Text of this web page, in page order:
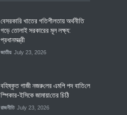
বেসরকারি খাতের গতিশীলতায় অর্থনীতি
গড়ে তোলাই সরকারের মূল লক্ষ্য:
প্রধানমন্ত্রী
জাতীয় July 23, 2026
বহিষ্কৃত গাজী নজরু‌লের এম‌পি পদ বা‌তি‌লে
স্পিকার-ইসিকে জামায়া‌তের চি‌ঠি
রাজনীতি July 23, 2026